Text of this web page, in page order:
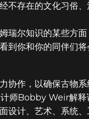
不存在的文化习俗
瑞尔知识的某些方
到你和你的同伴们将
协作，以确保古物
计师Bobby Weir解
设计、艺术、系统